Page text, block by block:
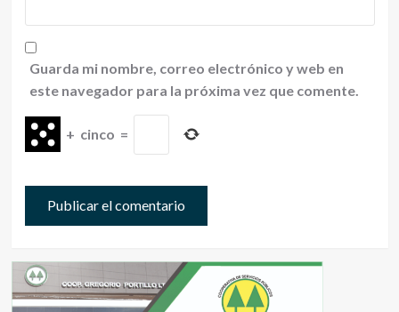
Guarda mi nombre, correo electrónico y web en
este navegador para la próxima vez que comente.
+ cinco =